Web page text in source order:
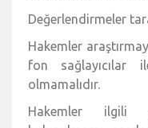
Değerlendirmeler
Hakemler
fon sağlayıcılar
olmamalıdır.
Hakemler ilgili